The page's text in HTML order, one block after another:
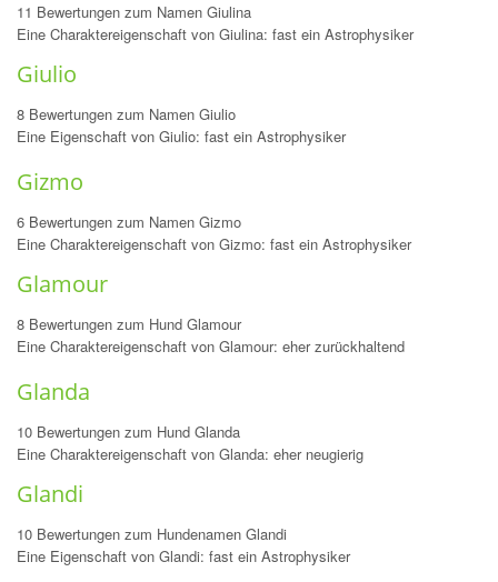
11 Bewertungen zum Namen Giulina
Eine Charaktereigenschaft von Giulina: fast ein Astrophysiker
Giulio
8 Bewertungen zum Namen Giulio
Eine Eigenschaft von Giulio: fast ein Astrophysiker
Gizmo
6 Bewertungen zum Namen Gizmo
Eine Charaktereigenschaft von Gizmo: fast ein Astrophysiker
Glamour
8 Bewertungen zum Hund Glamour
Eine Charaktereigenschaft von Glamour: eher zurückhaltend
Glanda
10 Bewertungen zum Hund Glanda
Eine Charaktereigenschaft von Glanda: eher neugierig
Glandi
10 Bewertungen zum Hundenamen Glandi
Eine Eigenschaft von Glandi: fast ein Astrophysiker